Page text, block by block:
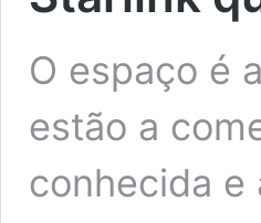
O espaço é
estão a
conhecida e